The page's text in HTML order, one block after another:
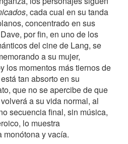
, cada cual en su tanda
concentrado en sus
por fin, en uno de los
del cine de Lang, se
a su mujer,
los momentos más tiernos de
tan absorto en su
que no se apercibe de que
a su vida normal, al
secuencia final, sin música,
lo muestra
y vacía.